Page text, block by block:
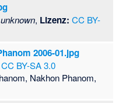
unknown, Lizenz: CC BY-
2006-01.jpg
CC BY-SA 3.0
Nakhon Phanom,